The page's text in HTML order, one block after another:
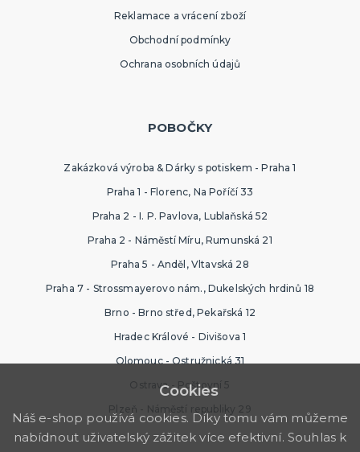
Reklamace a vrácení zboží
Obchodní podmínky
Ochrana osobních údajů
POBOČKY
Zakázková výroba & Dárky s potiskem - Praha 1
Praha 1 - Florenc, Na Poříčí 33
Praha 2 - I. P. Pavlova, Lublaňská 52
Praha 2 - Náměstí Míru, Rumunská 21
Praha 5 - Anděl, Vltavská 28
Praha 7 - Strossmayerovo nám., Dukelských hrdinů 18
Brno - Brno střed, Pekařská 12
Hradec Králové - Divišova 1
Olomouc - Ostružnická 31
Ostrava - Poštovní 5
Plzeň - Náměstí republiky 29
Cookies
Náš e-shop používá cookies. Díky tomu vám můžeme
nabídnout uživatelský zážitek více efektivní. Souhlas k